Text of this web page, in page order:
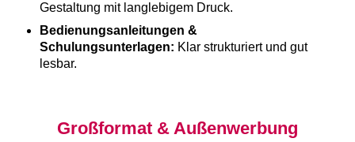
Gestaltung mit langlebigem Druck.
Bedienungsanleitungen &
Schulungsunterlagen: Klar strukturiert und gut
lesbar.
Großformat & Außenwerbung